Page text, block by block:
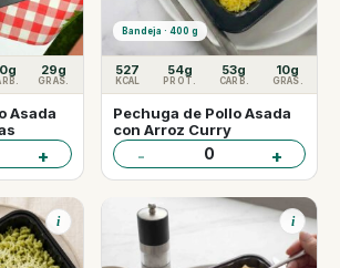
29g
GRAS.
+
Bandeja · 400 g
527
KCAL
54g
PROT.
53g
CARB.
10g
GRAS.
Pechuga de Pollo Asada
con Arroz Curry
- 0 +
i i